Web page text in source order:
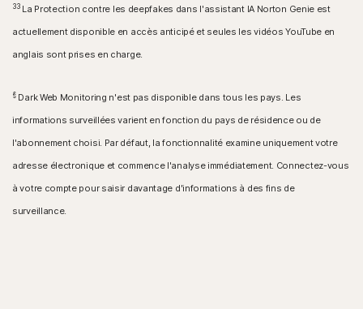
33La Protection contre les deepfakes dans l'assistant IA Norton Genie est
actuellement disponible en accès anticipé et seules les vidéos YouTube en
anglais sont prises en charge.
§Dark Web Monitoring n'est pas disponible dans tous les pays. Les
informations surveillées varient en fonction du pays de résidence ou de
l'abonnement choisi. Par défaut, la fonctionnalité examine uniquement votre
adresse électronique et commence l'analyse immédiatement. Connectez-vous
à votre compte pour saisir davantage d'informations à des fins de
surveillance.